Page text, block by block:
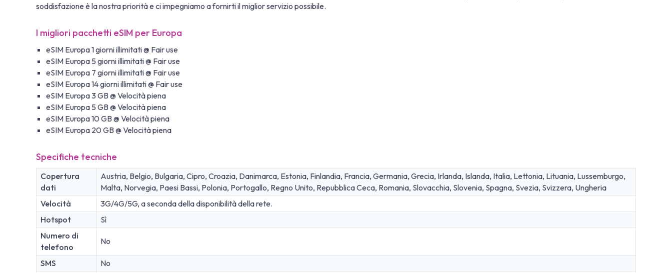
soddisfazione è la nostra priorità e ci impegniamo a fornirti il miglior servizio possibile.
I migliori pacchetti eSIM per Europa
eSIM Europa 1 giorni illimitati @ Fair use
eSIM Europa 5 giorni illimitati @ Fair use
eSIM Europa 7 giorni illimitati @ Fair use
eSIM Europa 14 giorni illimitati @ Fair use
eSIM Europa 3 GB @ Velocità piena
eSIM Europa 5 GB @ Velocità piena
eSIM Europa 10 GB @ Velocità piena
eSIM Europa 20 GB @ Velocità piena
Specifiche tecniche
Copertura
dati
Austria, Belgio, Bulgaria, Cipro, Croazia, Danimarca, Estonia, Finlandia, Francia, Germania, Grecia, Irlanda, Islanda, Italia, Lettonia, Lituania, Lussemburgo,
Malta, Norvegia, Paesi Bassi, Polonia, Portogallo, Regno Unito, Repubblica Ceca, Romania, Slovacchia, Slovenia, Spagna, Svezia, Svizzera, Ungheria
Velocità
3G/4G/5G, a seconda della disponibilità della rete.
Hotspot
Sì
Numero di
telefono
No
SMS
No